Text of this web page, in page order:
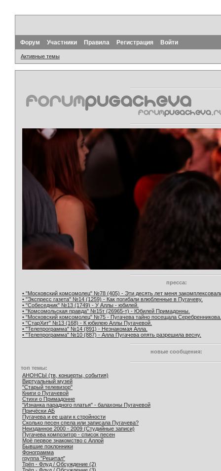
Форум Участники Правила Регистрация Войти
Активные темы
пресса:
• "Московский комсомолец" №78 (405) - Эти десять лет меня
• "Экспресс газета" №14 (1259) - Как погибали влюбленные в Пугачеву.
• "Собеседник" №13 (1749) - У Аллы - юбилей.
• "Комсомольская правда" №15т (26965-т) - Юбилей Примадонны.
• "Московский комсомолец" №75 - Пугачева тайно посещала Серебренникова.
• "СтарХит" №13 (168) - К юбилею Аллы Пугачевой.
• "Телепрограмма" №14 (891) - Незнакомая Алла.
• "Телепрограмма" №10 (887) - Алла Пугачева опять разрешила весну.
новые сообщения:
топ темы:
АНОНСЫ (тв, концерты, события)
Виртуальный музей
"Старый телевизор"
Книги о Пугачевой
Стихи о Примадонне
"Изнанка парадного платья" - балахоны Пугачевой
Причёски АБ
Пугачева и ее шаги к стройности
Сколько песен спела или записала Пугачева?
Неизданное 2000 - 2009 (Студийные записи)
Пугачева композитор - список песен
Моё первое знакомство с Аллой
Бывшие поклонники
Фонограмма
группа "Рецитал"
Трёп - Флуд / Обсуждение (2)